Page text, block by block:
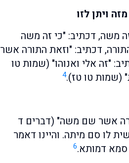
ויתן לזו
משה, דכתיב: "כי זה משה
דכתיב: "וזאת התורה אשר
"זה אלי ואנוהו" (שמות טו
(שמות טו טז).4
אשר שם משה" (דברים ד
לו סם מיתה. והיינו דאמר
סמא דמותא.6